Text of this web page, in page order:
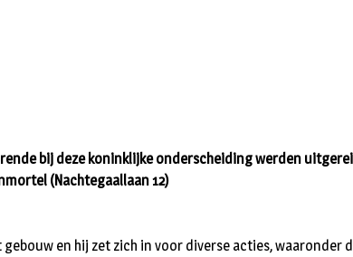
bij deze koninklijke onderscheiding werden
(Nachtegaallaan 12)
en hij zet zich in voor diverse acties, waaronder